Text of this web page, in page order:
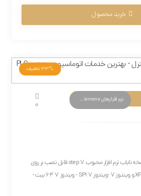
خرید محصول
33% تخفیف
نرم افزارهای PLC Siemens
0
دانلود نرم افزار Step 7 5.2 نسخه نایاب نرم افزار محبوب step 7 قابل نصب بر روی
ویندوزهای XP SP3- 2000 SP3 و ویندوز 7 -ویندوز 7 SP1 - ویندوز 7 64 بیت -